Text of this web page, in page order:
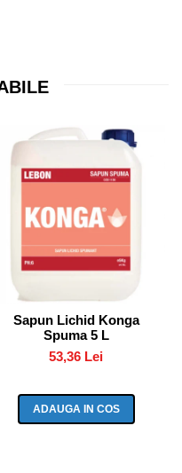
Sapun Lichid Konga
Spuma 5 L
53,36 Lei
ADAUGA IN COS